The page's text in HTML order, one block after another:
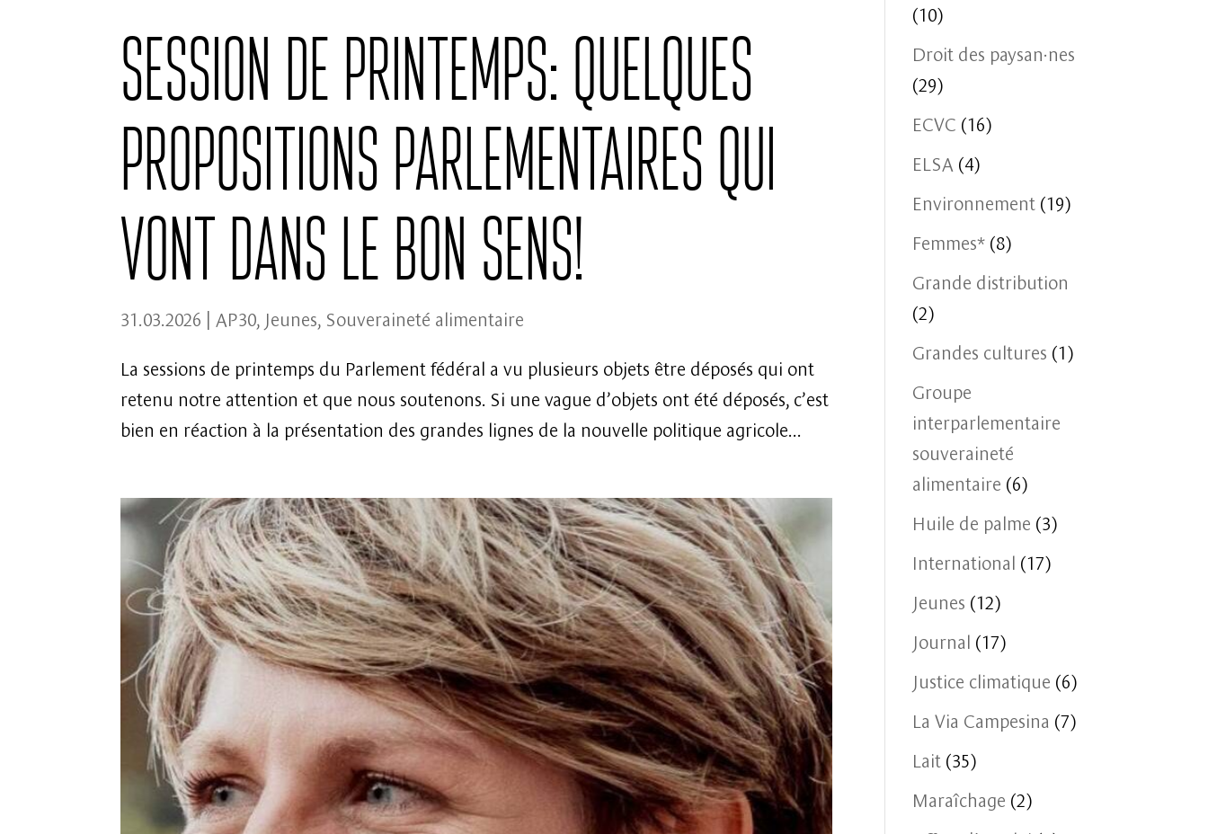
Session de printemps: Quelques
propositions parlementaires qui
vont dans le bon sens!
31.03.2026 | AP30, Jeunes, Souveraineté alimentaire
La sessions de printemps du Parlement fédéral a vu plusieurs objets être déposés qui ont
retenu notre attention et que nous soutenons. Si une vague d’objets ont été déposés, c’est
bien en réaction à la présentation des grandes lignes de la nouvelle politique agricole...
(10)
Droit des paysan·nes
(29)
ECVC (16)
ELSA (4)
Environnement (19)
Femmes* (8)
Grande distribution
(2)
Grandes cultures (1)
Groupe
interparlementaire
souveraineté
alimentaire (6)
Huile de palme (3)
International (17)
Jeunes (12)
Journal (17)
Justice climatique (6)
La Via Campesina (7)
Lait (35)
Maraîchage (2)